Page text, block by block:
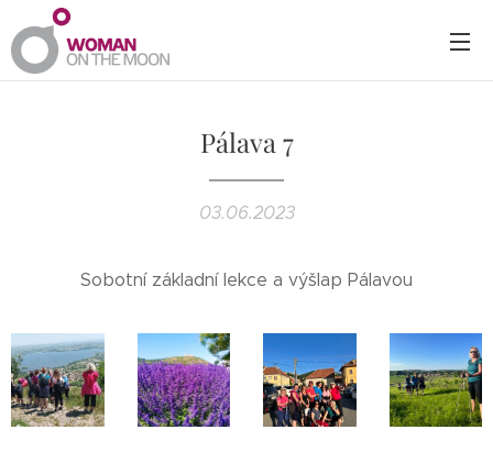
Pálava 7
03.06.2023
Sobotní základní lekce a výšlap Pálavou